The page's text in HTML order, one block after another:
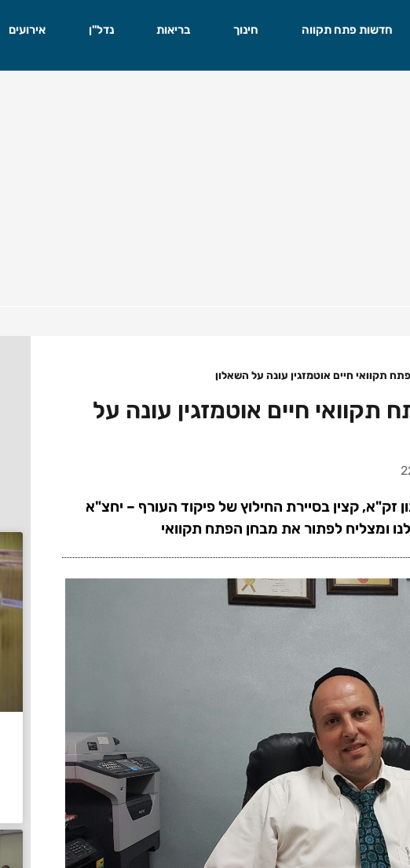
חדשות פתח תקווה חינוך בריאות נדל"ן אירועים
תקוואי חיים אוטמזגין עונה על השאלון
חיים אוטמזגין עונה על
זק"א, קצין בסיירת החילוץ של פיקוד העורף – יחצ"א
ומצליח לפתור את מבחן הפתח תקוואי